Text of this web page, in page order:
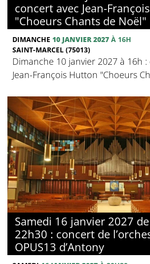
concert avec Jean-
"Choeurs Chants de Noël"
DIMANCHE 10 JANVIER 2027 À 16H
SAINT-MARCEL (75013)
Dimanche 10 janvier 2027 à 16h
Jean-François Hutton "Choeurs
Samedi 16 janvier 2027
22h30 : concert de
OPUS13 d’Antony